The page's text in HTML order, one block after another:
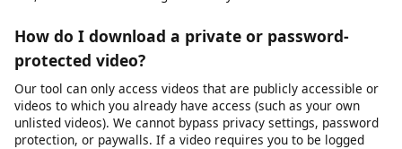
Does this work on iPhone / iOS?
Yes, videodownloader.net works on iPhone, iPad, and other iOS
web-based, there is no app to install. Simply visit our website,
paste the video URL, and download. Note that iOS has certain
restrictions on where downloaded files can be saved. You may